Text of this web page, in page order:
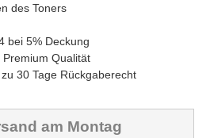
des Toners
bei 5% Deckung
Qualität
30 Tage Rückgaberecht
am Montag